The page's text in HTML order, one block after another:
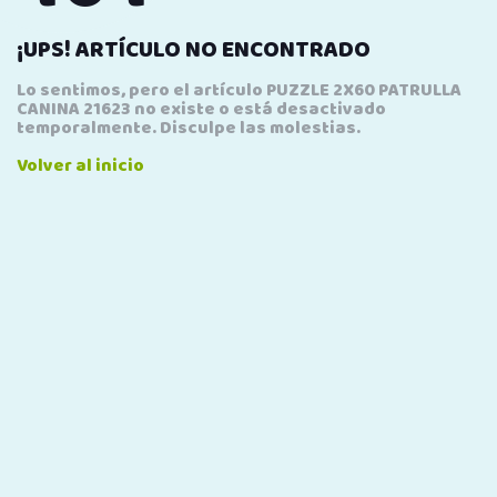
¡UPS! ARTÍCULO NO ENCONTRADO
Lo sentimos, pero el artículo PUZZLE 2X60 PATRULLA
CANINA 21623 no existe o está desactivado
temporalmente. Disculpe las molestias.
Volver al inicio